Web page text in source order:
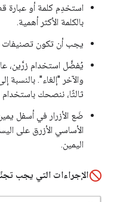
استخدِم كلمة أو عبارة
بالكلمة الأكثر أهمية.
يجب أن تكون تصنيفات
يُفضَّل استخدام زرَّين،
والآخر "إلغاء". بالنسبة
ثالثًا، ننصحك باستخدام
ضَع الأزرار في أسفل
الأساسي الأزرق على
اليمين.
الإجراءات التي يجب